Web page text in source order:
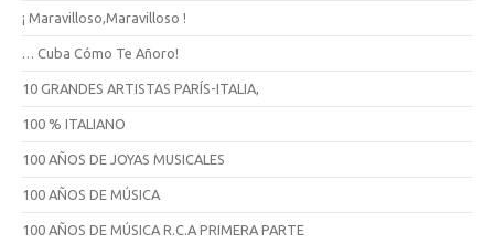
¡ Maravilloso,Maravilloso !
… Cuba Cómo Te Añoro!
10 GRANDES ARTISTAS PARÍS-ITALIA,
100 % ITALIANO
100 AÑOS DE JOYAS MUSICALES
100 AÑOS DE MÚSICA
100 AÑOS DE MÚSICA R.C.A PRIMERA PARTE